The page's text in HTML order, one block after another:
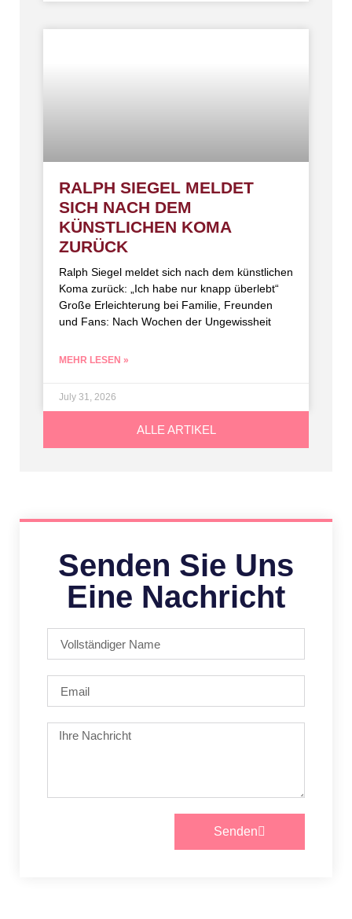
RALPH SIEGEL MELDET
SICH NACH DEM
KÜNSTLICHEN KOMA
ZURÜCK
Ralph Siegel meldet sich nach dem künstlichen
Koma zurück: „Ich habe nur knapp überlebt“
Große Erleichterung bei Familie, Freunden
und Fans: Nach Wochen der Ungewissheit
MEHR LESEN »
July 31, 2026
ALLE ARTIKEL
Senden Sie Uns
Eine Nachricht
Senden